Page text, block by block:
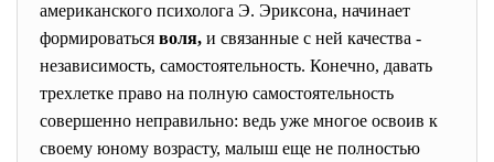
американского психолога Э. Эриксона, начинает
формироваться воля, и связанные с ней качества -
независимость, самостоятельность. Конечно, давать
трехлетке право на полную самостоятельность
совершенно неправильно: ведь уже многое освоив к
своему юному возрасту, малыш еще не полностью